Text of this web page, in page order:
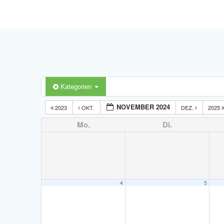
Kategorien
2023 OKT. NOVEMBER 2024 DEZ. 2025
Mo. Di.
4 5